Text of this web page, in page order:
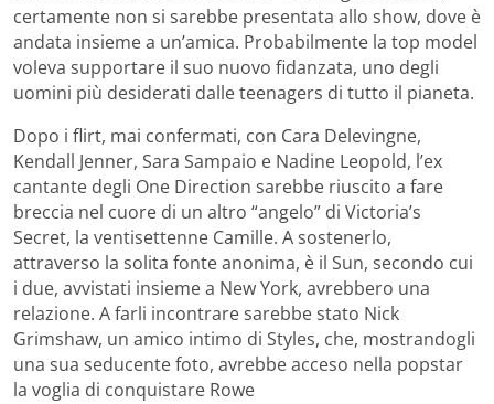
certamente non si sarebbe presentata allo show, dove è
andata insieme a un’amica. Probabilmente la top model
voleva supportare il suo nuovo fidanzata, uno degli
uomini più desiderati dalle teenagers di tutto il pianeta.
Dopo i flirt, mai confermati, con Cara Delevingne,
Kendall Jenner, Sara Sampaio e Nadine Leopold, l’ex
cantante degli One Direction sarebbe riuscito a fare
breccia nel cuore di un altro “angelo” di Victoria’s
Secret, la ventisettenne Camille. A sostenerlo,
attraverso la solita fonte anonima, è il Sun, secondo cui
i due, avvistati insieme a New York, avrebbero una
relazione. A farli incontrare sarebbe stato Nick
Grimshaw, un amico intimo di Styles, che, mostrandogli
una sua seducente foto, avrebbe acceso nella popstar
la voglia di conquistare Rowe